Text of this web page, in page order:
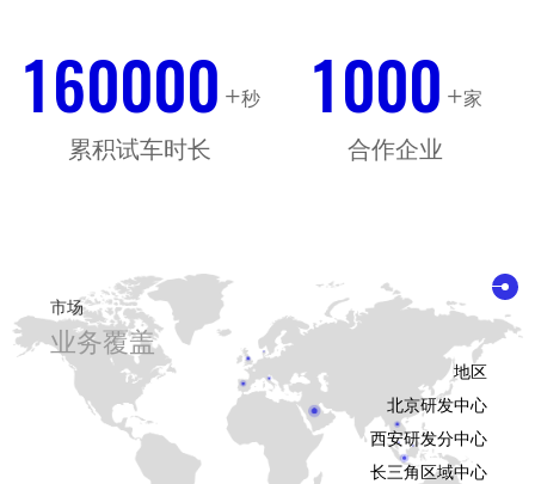
+秒
160000
累积试车时长
+家
1000
合作企业
地区
北京研发中心
西安研发分中心
长三角区域中心
市场
业务覆盖